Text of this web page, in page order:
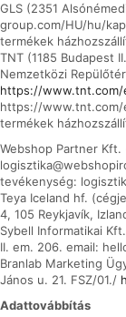
GLS (2351
group.com/HU/hu/
termékek
TNT (1185 Budapest
Nemzetközi
https://www.tnt.com/
https://www.tnt.com/
termékek
Webshop Partner
tevékenység:
Teya Iceland hf.
4, 105 Reykjavík,
Sybell Informatikai
II. em. 206. email:
Branlab Marketing
János u. 21. FSZ/01./
Adattovábbítás